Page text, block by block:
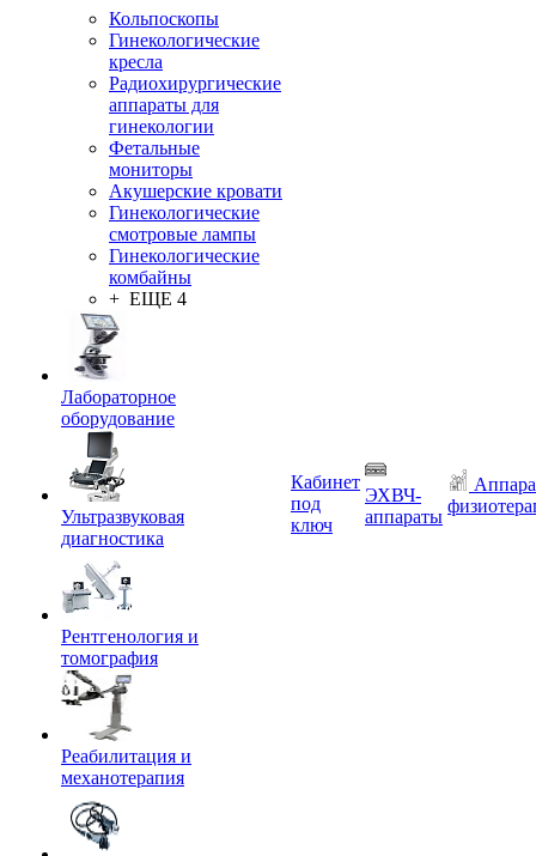
Кольпоскопы
Гинекологические
кресла
Радиохирургические
аппараты для
гинекологии
Фетальные
мониторы
Акушерские кровати
Гинекологические
смотровые лампы
Гинекологические
комбайны
+ ЕЩЕ 4
Лабораторное
оборудование
Ультразвуковая
диагностика
Рентгенология и
томография
Реабилитация и
механотерапия
Кабинет
под
ключ
ЭХВЧ-
аппараты